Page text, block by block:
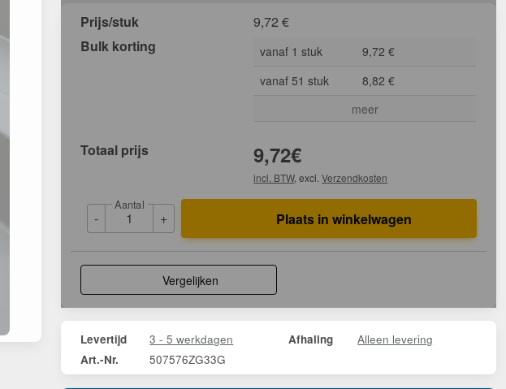
Prijs/stuk 9,72 €
Bulk korting
vanaf 1 stuk
9,72 €
vanaf 51 stuk
8,82 €
meer
Totaal prijs 9,72€
incl. BTW, excl.Verzendkosten
-
Aantal
+ Plaats in winkelwagen
Vergelijken
Levertijd 3 - 5 werkdagen Afhaling Alleen levering
Art.-Nr. 507576ZG33G